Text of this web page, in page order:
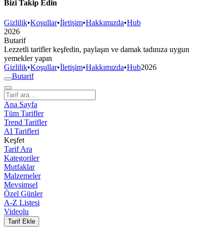
Bizi Takip Edin
Gizlilik•Koşullar•İletişim•Hakkımızda•Hub
2026
Butarif
Lezzetli tarifler keşfedin, paylaşın ve damak tadınıza uygun
yemekler yapın
Gizlilik•Koşullar•İletişim•Hakkımızda•Hub2026
Butarif
Ana Sayfa
Tüm Tarifler
Trend Tarifler
AI Tarifleri
Keşfet
Tarif Ara
Kategoriler
Mutfaklar
Malzemeler
Mevsimsel
Özel Günler
A-Z Listesi
Videolu
Tarif Ekle